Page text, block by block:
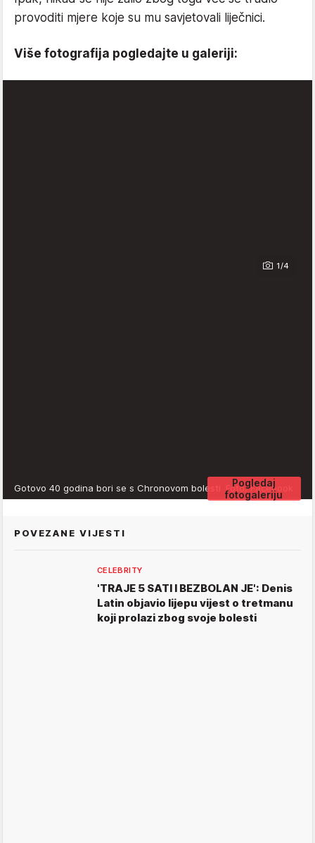
provoditi mjere koje su mu savjetovali liječnici.
Više fotografija pogledajte u galeriji:
1/4
Pogledaj
fotogaleriju
Gotovo 40 godina bori se s Chronovom bolesti Foto: Facebook
POVEZANE VIJESTI
CELEBRITY
'TRAJE 5 SATI I BEZBOLAN JE': Denis
Latin objavio lijepu vijest o tretmanu
koji prolazi zbog svoje bolesti